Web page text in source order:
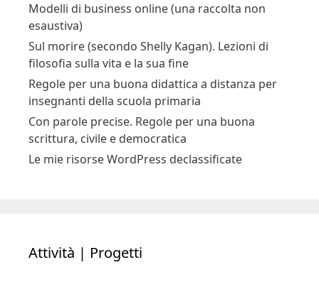
Modelli di business online (una raccolta non
esaustiva)
Sul morire (secondo Shelly Kagan). Lezioni di
filosofia sulla vita e la sua fine
Regole per una buona didattica a distanza per
insegnanti della scuola primaria
Con parole precise. Regole per una buona
scrittura, civile e democratica
Le mie risorse WordPress declassificate
Attività | Progetti